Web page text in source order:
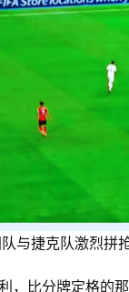
与捷克队激烈拼
，比分牌定格的